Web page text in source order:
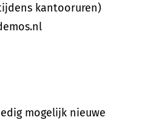
kantooruren)
mogelijk nieuwe